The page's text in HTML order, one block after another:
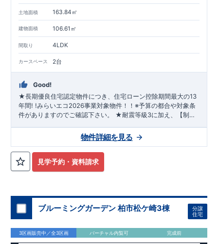
土地面積 163.84㎡
建物面積 106.61㎡
間取り 4LDK
カースペース 2台
Good!
★長期優良住宅認定物件につき、住宅ローン控除期間最大の13
年間! !みらいエコ2026事業対象物件！！※予算の都合や対象条
件がありますのでご確認下さい。 ★耐震等級3に加え、【制震
校7分】【コンビニ9分】の周辺環境です♪
見学予約・資料請求
物件詳細を見る
ブルーミングガーデン 柏市松ケ崎3棟
分譲
住宅
3区画販売中／全3区画 バーチャル内覧可 完成前